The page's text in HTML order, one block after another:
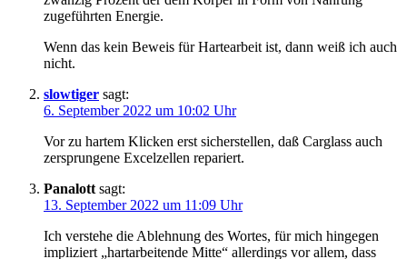
zugeführten Energie.
Wenn das kein Beweis für Hartearbeit ist, dann weiß ich auch
nicht.
slowtiger sagt:
6. September 2022 um 10:02 Uhr
Vor zu hartem Klicken erst sicherstellen, daß Carglass auch
zersprungene Excelzellen repariert.
Panalott sagt:
13. September 2022 um 11:09 Uhr
Ich verstehe die Ablehnung des Wortes, für mich hingegen
impliziert „hartarbeitende Mitte“ allerdings vor allem, dass